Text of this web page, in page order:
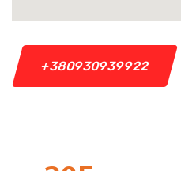
+380930939922